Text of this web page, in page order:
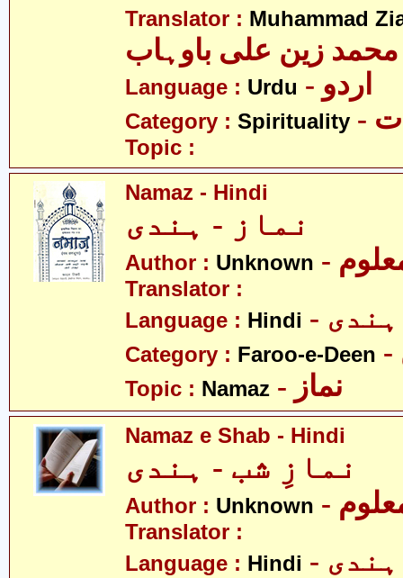
Translator : Muhammad
محمد زین علی باوہاب
Language : Urdu - اردو
Category : Spirituality
Topic :
Namaz - Hindi
نماز - ہندی
Author : Unknown معلوم
Translator :
Language : Hindi - ہندی
Category : Faroo-e-Deen
Topic : Namaz - نماز
Namaz e Shab - Hindi
نمازِ شب - ہندی
Author : Unknown معلوم
Translator :
Language : Hindi - ہندی